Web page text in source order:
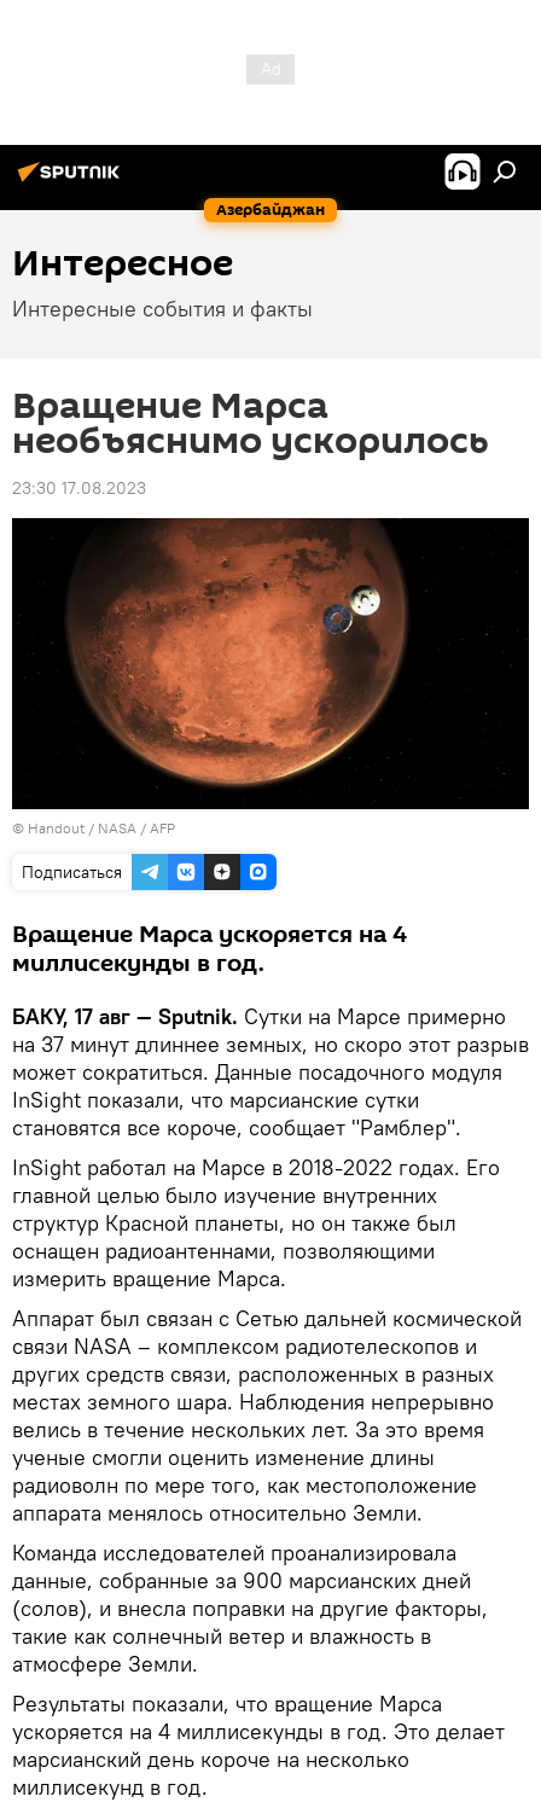
Азербайджан
Интересное
Интересные события и факты
Вращение Марса
необъяснимо ускорилось
23:30 17.08.2023
© Handout / NASA / AFP
Подписаться
Вращение Марса ускоряется на 4
миллисекунды в год.
БАКУ, 17 авг — Sputnik. Сутки на Марсе примерно
на 37 минут длиннее земных, но скоро этот разрыв
может сократиться. Данные посадочного модуля
InSight показали, что марсианские сутки
становятся все короче, сообщает "Рамблер".
InSight работал на Марсе в 2018-2022 годах. Его
главной целью было изучение внутренних
структур Красной планеты, но он также был
оснащен радиоантеннами, позволяющими
измерить вращение Марса.
Аппарат был связан с Сетью дальней космической
связи NASA – комплексом радиотелескопов и
других средств связи, расположенных в разных
местах земного шара. Наблюдения непрерывно
велись в течение нескольких лет. За это время
ученые смогли оценить изменение длины
радиоволн по мере того, как местоположение
аппарата менялось относительно Земли.
Команда исследователей проанализировала
данные, собранные за 900 марсианских дней
(солов), и внесла поправки на другие факторы,
такие как солнечный ветер и влажность в
атмосфере Земли.
Результаты показали, что вращение Марса
ускоряется на 4 миллисекунды в год. Это делает
марсианский день короче на несколько
миллисекунд в год.